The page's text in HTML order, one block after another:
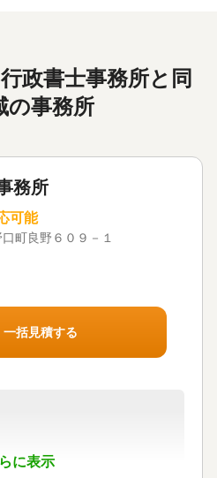
政書士事務所と同
の事務所
務所
可能
町良野６０９－１
一括見積する
に表示
/ 戸籍収集